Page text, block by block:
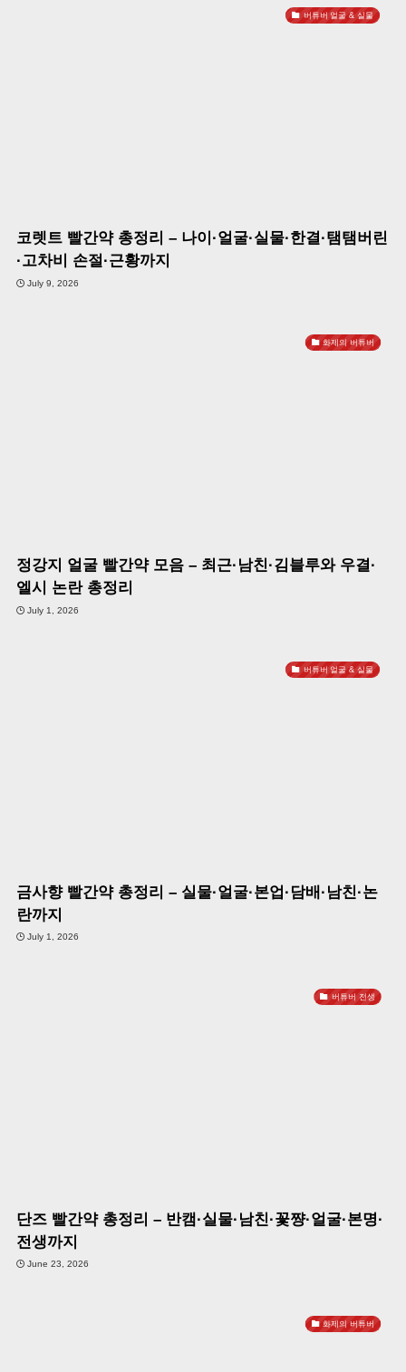
버튜버 얼굴 & 실물
코렛트 빨간약 총정리 – 나이·얼굴·실물·한결·탬탬버린
·고차비 손절·근황까지
July 9, 2026
화제의 버튜버
정강지 얼굴 빨간약 모음 – 최근·남친·김블루와 우결·
엘시 논란 총정리
July 1, 2026
버튜버 얼굴 & 실물
금사향 빨간약 총정리 – 실물·얼굴·본업·담배·남친·논
란까지
July 1, 2026
버튜버 전생
단즈 빨간약 총정리 – 반캠·실물·남친·꽃쨩·얼굴·본명·
전생까지
June 23, 2026
화제의 버튜버